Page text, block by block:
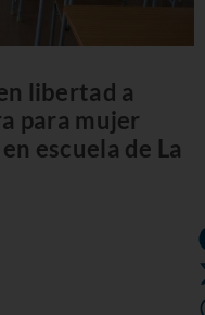
libertad a
para mujer
escuela de La